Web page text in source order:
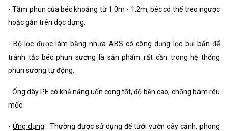
- Tầm phun của béc khoảng từ 1.0m - 1.2m, béc có thể treo ngược
hoặc gắn trên dọc dựng.
- Bộ lọc được làm bằng nhựa ABS có công dụng lọc bụi bẩn để
tránh tắc béc phun sương là sản phẩm rất cần trong hệ thống
phun sương tự động.
- Ống dây PE có khả năng uốn cong tốt, độ bền cao, chống bám rêu
mốc.
- Ứng dụng : Thường được sử dụng để tưới vườn cây cảnh, phong